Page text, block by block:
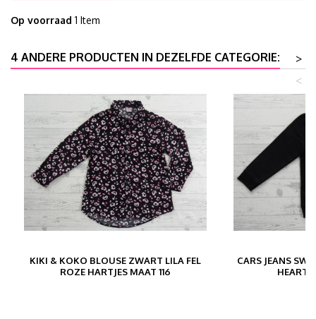
Op voorraad 1 Item
4 ANDERE PRODUCTEN IN DEZELFDE CATEGORIE:
>
<
KIKI & KOKO BLOUSE ZWART LILA FEL
ROZE HARTJES MAAT 116
CARS JEANS
HEART